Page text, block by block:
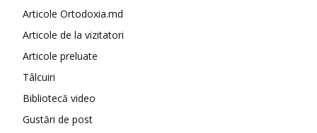
Articole Ortodoxia.md
Articole de la vizitatori
Articole preluate
Tâlcuiri
Bibliotecă video
Gustări de post